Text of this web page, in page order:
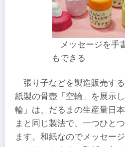
メッセージを手
もできる
張り子などを製造販売する
紙製の骨壺「空輪」を展示
輪」は、だるまの生産量日
まと同じ製法で、一つひと
ます。和紙なのでメッセー